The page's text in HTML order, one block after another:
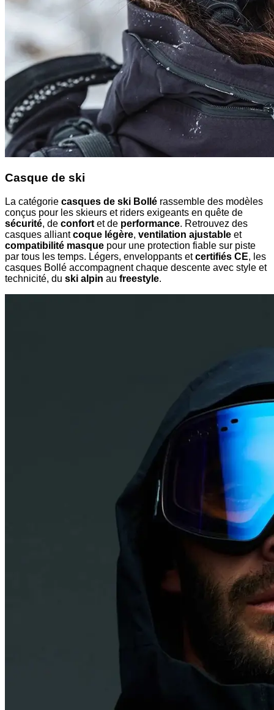
Casque de ski
La catégorie casques de ski Bollé rassemble des modèles
conçus pour les skieurs et riders exigeants en quête de
sécurité, de confort et de performance. Retrouvez des
casques alliantcoque légère, ventilation ajustable et
compatibilité masque pour une protection fiable sur piste
par tous les temps. Légers, enveloppants etcertifiés CE, les
casques Bollé accompagnent chaque descente avec style et
technicité, du ski alpin au freestyle.